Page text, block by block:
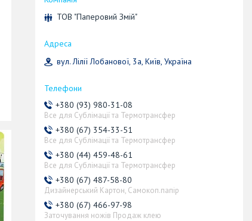
ТОВ "Паперовий Змій"
вул. Лілії Лобанової, 3а, Київ, Україна
+380 (93) 980-31-08
Все для Сублімації та Термотрансфер
+380 (67) 354-33-51
Все для Сублімації та Термотрансфер
+380 (44) 459-48-61
Все для Сублімації та Термотрансфер
+380 (67) 487-58-80
Дизайнерський Картон, Самокоп.папір
+380 (67) 466-97-98
Заточування ножів Продаж клею